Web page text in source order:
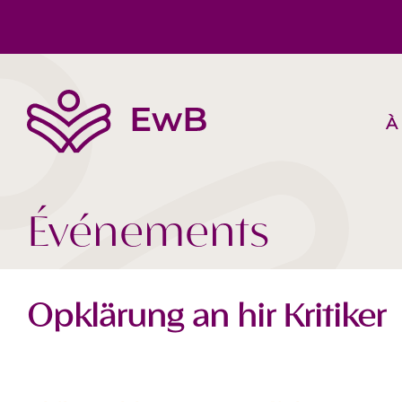
À
Événements
Opklärung an hir Kritiker